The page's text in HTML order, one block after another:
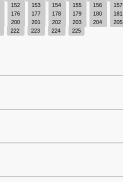
152 153 154 155 156
157
176 177 178 179 180
181
200 201 202 203 204
205
222 223 224 225